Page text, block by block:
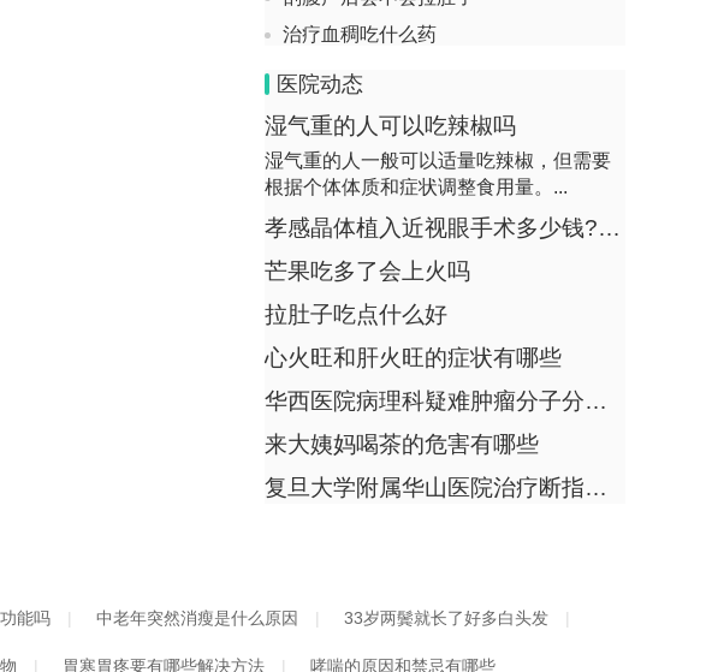
回答：孕妇患梅毒可能影响胎儿，主要风
险包括流产、早产、死胎及先天梅毒。1、
导致流产梅毒...
孕妇吃西红柿会胎停吗
回答：孕妇吃西红柿不会导致胎停，胎停
主要与胚胎染色体异常、母体免疫因素、
孕妇吃石榴对胎儿好吗
回答：孕妇适量吃石榴对胎儿有益，主要
好处有补充营养、促进发育、增强免疫、
缓解不适。1、...
治疗血稠吃什么药
打瘦脸针后皮肤会松弛吗
突然晕倒失去意识是什么原因造成的
辅以中药熏蒸治疗类风湿性关节炎有效吗
大脚趾头粉碎性骨折需要手术吗
有什么方法快速止咳
血糖高减肥有用吗
排卵期吃避孕药多久排卵
急性焦虑症发作怎么最快缓解
大便的颜色为墨绿色正常吗
肾结石动手术大概要多少钱
大小眼是怎样造成的
胃长息肉怎么样
乳糖不耐受的人适合喝什么中老年奶粉？三款适配需求的优质A2型蛋白质中老年奶粉推荐
医院动态
湿气重的人可以吃辣椒吗
湿气重的人一般可以适量吃辣椒，但需要
根据个体体质和症状调整食用量。...
孝感晶体植入近视眼手术多少钱?高度近视摘镜价格一览
芒果吃多了会上火吗
拉肚子吃点什么好
心火旺和肝火旺的症状有哪些
华西医院病理科疑难肿瘤分子分型知名专家
来大姨妈喝茶的危害有哪些
复旦大学附属华山医院治疗断指再植知名专家
能吗 中老年突然消瘦是什么原因 33岁两鬓就长了好多白头发
胃寒胃疼要有哪些解决方法 哮喘的原因和禁忌有哪些